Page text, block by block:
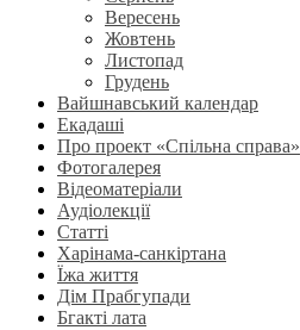
Вересень
Жовтень
Листопад
Грудень
Вайшнавський календар
Екадаші
Про проект «Спільна справа»
Фотогалерея
Відеоматеріали
Аудіолекції
Статті
Харінама-санкіртана
Їжа життя
Дім Прабгупади
Бгакті лата